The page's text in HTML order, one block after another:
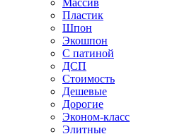
Массив
Пластик
Шпон
Экошпон
С патиной
ДСП
Стоимость
Дешевые
Дорогие
Эконом-класс
Элитные